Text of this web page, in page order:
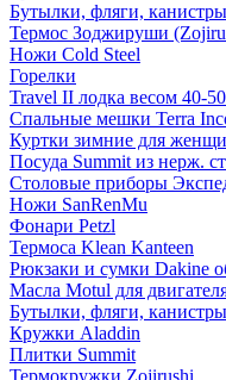
Бутылки, фляги,
Термос Зоджируши
Ножи Cold Steel
Горелки
Travel II лодка весом 40-
Спальные мешки Terra
Куртки зимние для
Посуда Summit из нерж.
Столовые приборы
Ножи SanRenMu
Фонари Petzl
Термоса Klean Kanteen
Рюкзаки и сумки Dakine
Масла Motul для
Бутылки, фляги,
Кружки Aladdin
Плитки Summit
Термокружки Zojirushi